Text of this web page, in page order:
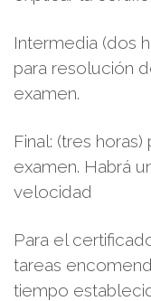
Intermedia (dos
para resolución
examen.
Final: (tres
examen. Habrá
velocidad
Para el
tareas
tiempo